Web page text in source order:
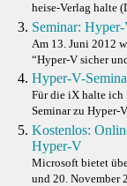
heise-Verlag halte
Seminar:
Am 13. Juni 2012
“Hyper-V sicher
Hyper-V-
Für die iX halte ich
Seminar zu Hyper-
Kostenlos:
Hyper-V
Microsoft bietet
und 20. November